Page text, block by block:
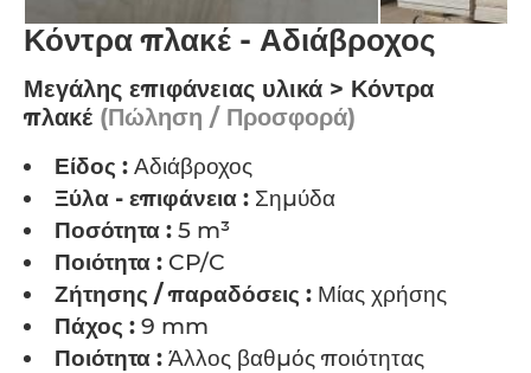
Κόντρα πλακέ - Αδιάβροχος
Μεγάλης επιφάνειας υλικά > Κόντρα
πλακέ (Πώληση / Προσφορά)
Είδος : Αδιάβροχος
Ξύλα - επιφάνεια : Σημύδα
Ποσότητα : 5 m³
Ποιότητα : CP/C
Ζήτησης / παραδόσεις : Μίας χρήσης
Πάχος : 9 mm
Ποιότητα : Άλλος βαθμός ποιότητας